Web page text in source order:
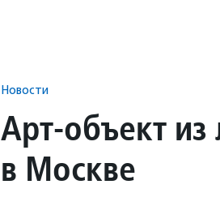
Новости
Арт-объект
в Москве